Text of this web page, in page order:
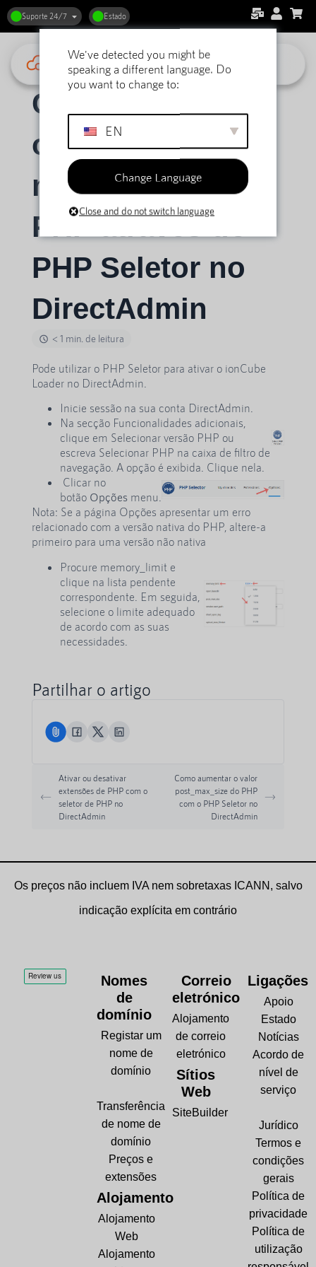
Suporte 24/7 Estado
Início Apoio DirectAdmin Alojamento Web
Como aumentar ou diminuir o memory_limit do PHP através do PHP Seletor no DirectAdmin
Como aumentar
ou diminuir o
memory_limit do
PHP através do
PHP Seletor no
DirectAdmin
< 1 min. de leitura
Pode utilizar o PHP Seletor para ativar o ionCube
Loader no DirectAdmin.
Inicie sessão na sua conta DirectAdmin.
Na secção Funcionalidades adicionais,
clique em Selecionar versão PHP ou
escreva Selecionar PHP na caixa de filtro de
navegação. A opção é exibida. Clique nela.
Clicar no
botão Opções menu.
Nota: Se a página Opções apresentar um erro
relacionado com a versão nativa do PHP, altere-a
primeiro para uma versão não nativa
Procure memory_limit e
clique na lista pendente
correspondente. Em seguida,
selecione o limite adequado
de acordo com as suas
necessidades.
Partilhar o artigo
Ativar ou desativar
extensões de PHP com o
seletor de PHP no
DirectAdmin
Como aumentar o valor
post_max_size do PHP
com o PHP Seletor no
DirectAdmin
Os preços não incluem IVA nem sobretaxas ICANN, salvo
indicação explícita em contrário
Nomes
de
domínio
Registar um
nome de
domínio
Transferência
de nome de
domínio
Preços e
extensões
Alojamento
Alojamento
Web
Alojamento
Correio
eletrónico
Alojamento
de correio
eletrónico
Sítios
Web
SiteBuilder
Ligações
Apoio
Estado
Notícias
Acordo de
nível de
serviço
Jurídico
Termos e
condições
gerais
Política de
privacidade
Política de
utilização
We've detected you might be
speaking a different language. Do
you want to change to:
EN
Change Language
Close and do not switch language